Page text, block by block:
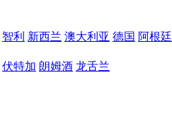
智利 新西兰 澳大利亚 德国 阿根廷
伏特加 朗姆酒 龙舌兰